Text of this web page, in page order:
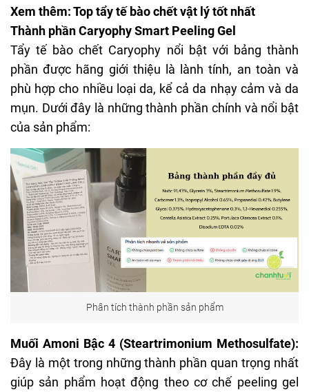
Xem thêm:Top tẩy tế bào chết vật lý tốt nhất
Thành phần Caryophy Smart Peeling Gel
Tẩy tế bào chết Caryophy nổi bật với bảng thành
phần được hãng giới thiệu là lành tính, an toàn và
phù hợp cho nhiều loại da, kể cả da nhạy cảm và da
mụn. Dưới đây là những thành phần chính và nổi bật
của sản phẩm:
Phân tích thành phần sản phẩm
Muối Amoni Bậc 4 (Steartrimonium Methosulfate):
Đây là một trong những thành phần quan trọng nhất
giúp sản phẩm hoạt động theo cơ chế peeling gel